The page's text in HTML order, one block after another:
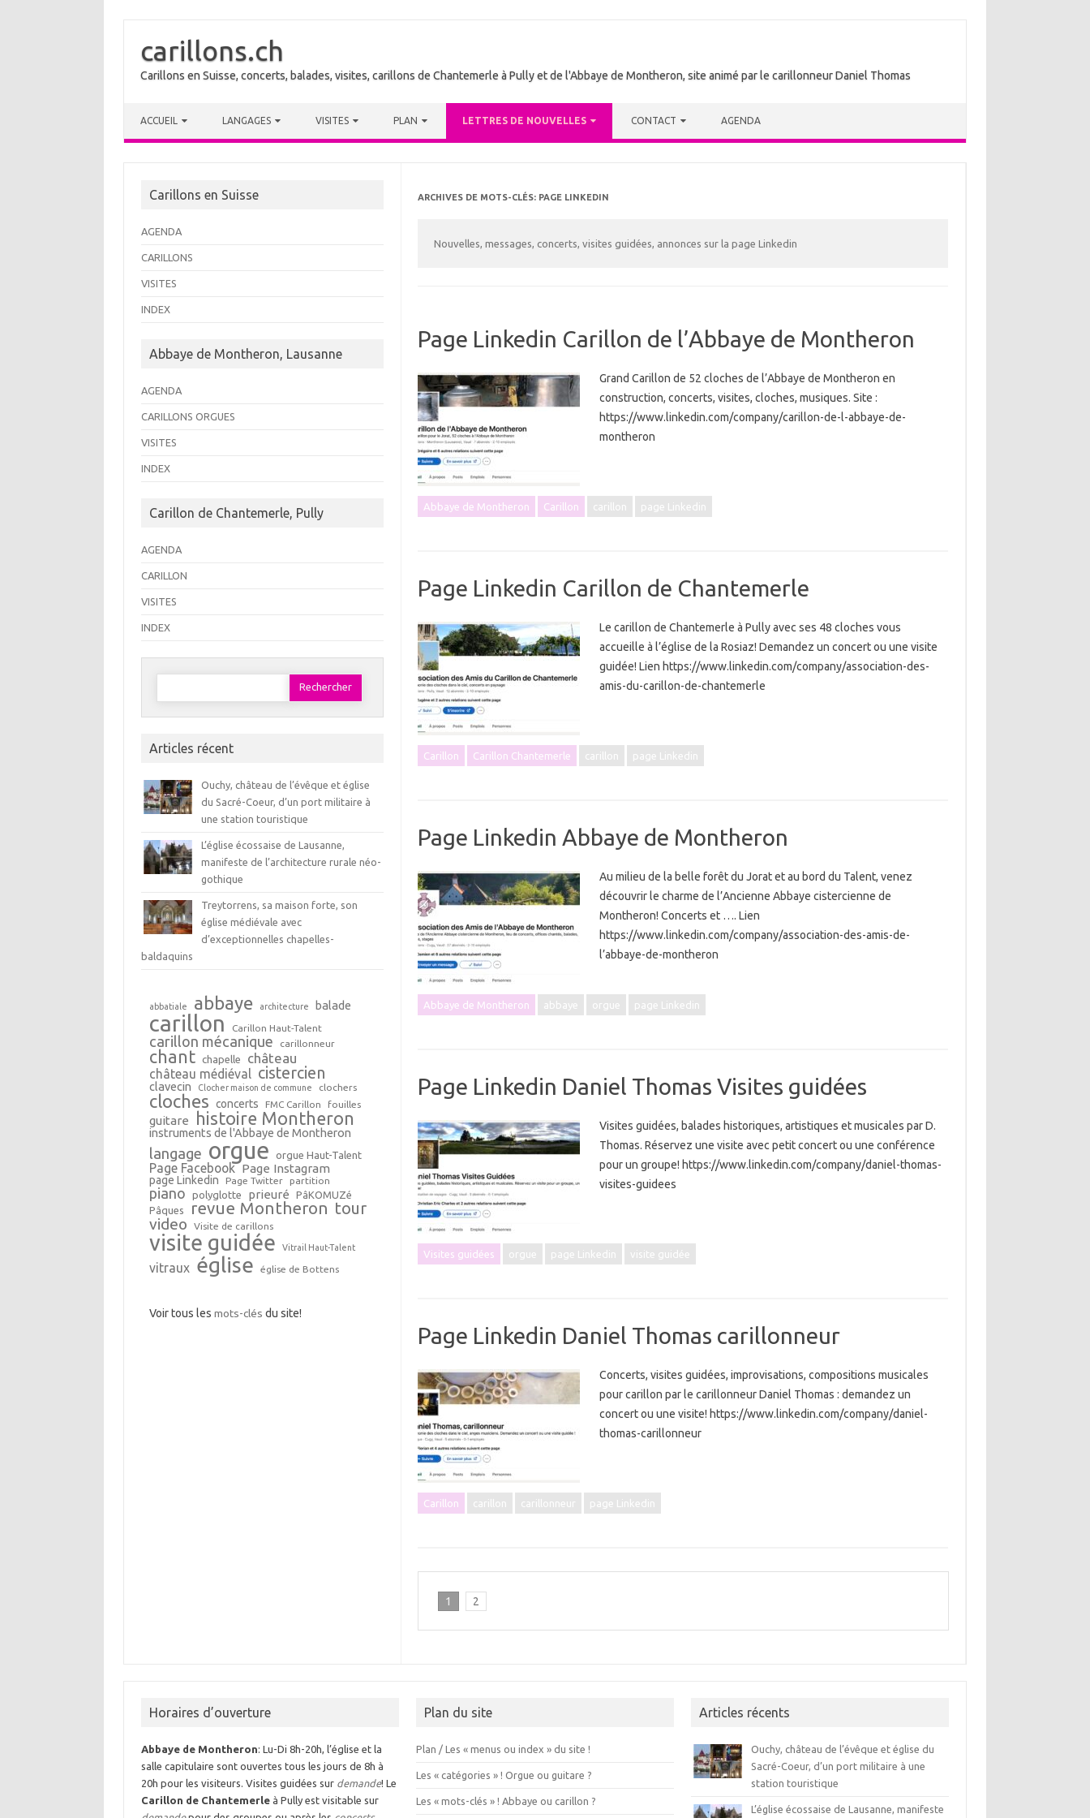
carillons.ch
Carillons en Suisse, concerts, balades, visites, carillons de Chantemerle à Pully et de l'Abbaye de Montheron, site animé par le carillonneur Daniel Thomas
ACCUEIL LANGAGES VISITES PLAN LETTRES DE NOUVELLES CONTACT AGENDA
ARCHIVES DE MOTS-CLÉS: PAGE LINKEDIN
Nouvelles, messages, concerts, visites guidées, annonces sur la page Linkedin
Page Linkedin Carillon de l’Abbaye de Montheron
Grand Carillon de 52 cloches de l’Abbaye de Montheron en
construction, concerts, visites, cloches, musiques. Site :
https://www.linkedin.com/company/carillon-de-l-abbaye-de-
montheron
Abbaye de Montheron Carillon carillon page Linkedin
Page Linkedin Carillon de Chantemerle
Le carillon de Chantemerle à Pully avec ses 48 cloches vous
accueille à l’église de la Rosiaz! Demandez un concert ou une visite
guidée! Lien https://www.linkedin.com/company/association-des-
amis-du-carillon-de-chantemerle
Carillon Carillon Chantemerle carillon page Linkedin
Page Linkedin Abbaye de Montheron
Au milieu de la belle forêt du Jorat et au bord du Talent, venez
découvrir le charme de l’Ancienne Abbaye cistercienne de
Montheron! Concerts et …. Lien
https://www.linkedin.com/company/association-des-amis-de-
l’abbaye-de-montheron
Abbaye de Montheron abbaye orgue page Linkedin
Page Linkedin Daniel Thomas Visites guidées
Visites guidées, balades historiques, artistiques et musicales par D.
Thomas. Réservez une visite avec petit concert ou une conférence
pour un groupe! https://www.linkedin.com/company/daniel-thomas-
visites-guidees
Visites guidées orgue page Linkedin visite guidée
Page Linkedin Daniel Thomas carillonneur
Concerts, visites guidées, improvisations, compositions musicales
pour carillon par le carillonneur Daniel Thomas : demandez un
concert ou une visite! https://www.linkedin.com/company/daniel-
thomas-carillonneur
Carillon carillon carillonneur page Linkedin
1 2
Carillons en Suisse
AGENDA
CARILLONS
VISITES
INDEX
Abbaye de Montheron, Lausanne
AGENDA
CARILLONS ORGUES
VISITES
INDEX
Carillon de Chantemerle, Pully
AGENDA
CARILLON
VISITES
INDEX
Rechercher :
Articles récent
Ouchy, château de l’évêque et église
du Sacré-Coeur, d’un port militaire à
une station touristique
L’église écossaise de Lausanne,
manifeste de l’architecture rurale néo-
gothique
Treytorrens, sa maison forte, son
église médiévale avec
d’exceptionnelles chapelles-
baldaquins
abbatiale abbaye architecture balade
carillon Carillon Haut-Talent
carillon mécanique carillonneur
chant chapelle château
château médiéval cistercien
clavecin Clocher maison de commune clochers
cloches concerts FMC Carillon fouilles
guitare histoire Montheron
instruments de l'Abbaye de Montheron
langage orgue orgue Haut-Talent
Page Facebook Page Instagram
page Linkedin Page Twitter partition
piano polyglotte prieuré
PâKOMUZé
Pâques
revue Montheron tour
video Visite de carillons
visite guidée Vitrail Haut-Talent
vitraux église église de Bottens
Voir tous les mots-clés du site!
Horaires d’ouverture
Abbaye de Montheron: Lu-Di 8h-20h, l’église et la
salle capitulaire sont ouvertes tous les jours de 8h à
20h pour les visiteurs. Visites guidées sur demande! Le
Carillon de Chantemerleà Pully est visitable sur
Plan du site
Plan / Les « menus ou index » du site !
Les « catégories » ! Orgue ou guitare ?
Les « mots-clés » ! Abbaye ou carillon ?
Articles récents
Ouchy, château de l’évêque et église du
Sacré-Coeur, d’un port militaire à une
station touristique
L’église écossaise de Lausanne, manifeste